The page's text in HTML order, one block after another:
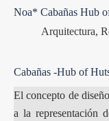
Noa* Cabañas Hub
Arquitectura,
Cabañas -Hub of
El concepto de
a la representación